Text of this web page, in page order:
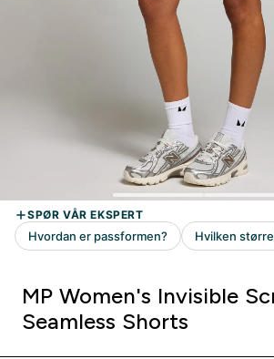
MP Women's Invisible
Seamless Shorts